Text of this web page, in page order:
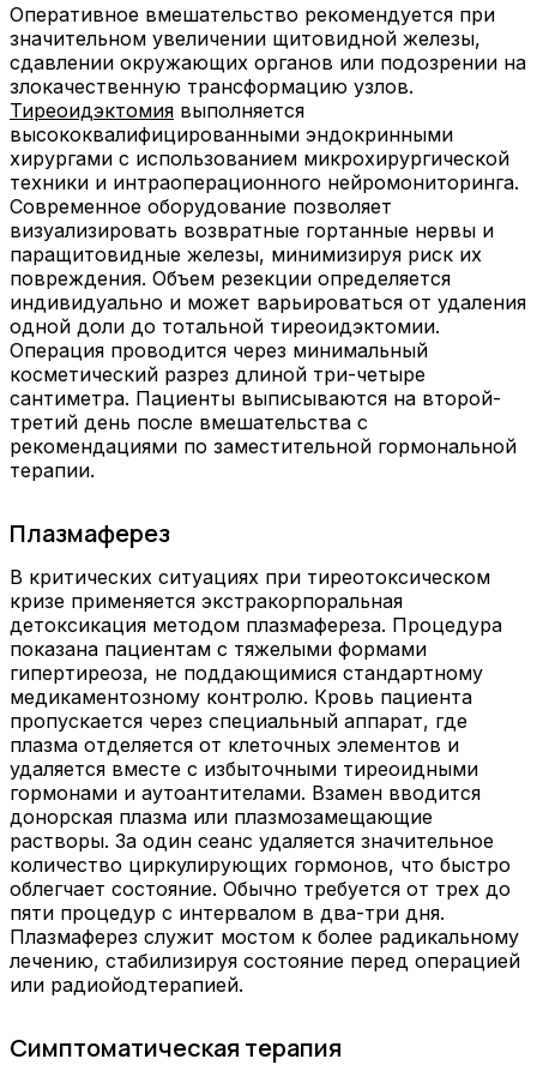
Оперативное вмешательство рекомендуется при
значительном увеличении щитовидной железы,
сдавлении окружающих органов или подозрении на
злокачественную трансформацию узлов.
Тиреоидэктомия выполняется
высококвалифицированными эндокринными
хирургами с использованием микрохирургической
техники и интраоперационного нейромониторинга.
Современное оборудование позволяет
визуализировать возвратные гортанные нервы и
паращитовидные железы, минимизируя риск их
повреждения. Объем резекции определяется
индивидуально и может варьироваться от удаления
одной доли до тотальной тиреоидэктомии.
Операция проводится через минимальный
косметический разрез длиной три-четыре
сантиметра. Пациенты выписываются на второй-
третий день после вмешательства с
рекомендациями по заместительной гормональной
терапии.
Плазмаферез
В критических ситуациях при тиреотоксическом
кризе применяется экстракорпоральная
детоксикация методом плазмафереза. Процедура
показана пациентам с тяжелыми формами
гипертиреоза, не поддающимися стандартному
медикаментозному контролю. Кровь пациента
пропускается через специальный аппарат, где
плазма отделяется от клеточных элементов и
удаляется вместе с избыточными тиреоидными
гормонами и аутоантителами. Взамен вводится
донорская плазма или плазмозамещающие
растворы. За один сеанс удаляется значительное
количество циркулирующих гормонов, что быстро
облегчает состояние. Обычно требуется от трех до
пяти процедур с интервалом в два-три дня.
Плазмаферез служит мостом к более радикальному
лечению, стабилизируя состояние перед операцией
или радиойодтерапией.
Симптоматическая терапия